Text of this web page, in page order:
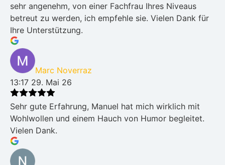
sehr angenehm, von einer Fachfrau Ihres Niveaus
betreut zu werden, ich empfehle sie. Vielen Dank für
Ihre Unterstützung.
Marc Noverraz
13:17 29. Mai 26
Sehr gute Erfahrung, Manuel hat mich wirklich mit
Wohlwollen und einem Hauch von Humor begleitet.
Vielen Dank.